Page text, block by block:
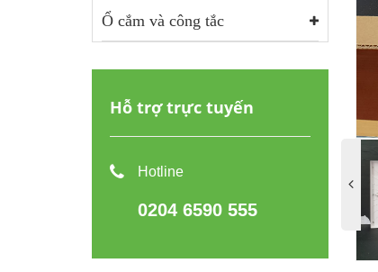
Ổ cắm và công tắc
Hỗ trợ trực tuyến
Hotline
0204 6590 555